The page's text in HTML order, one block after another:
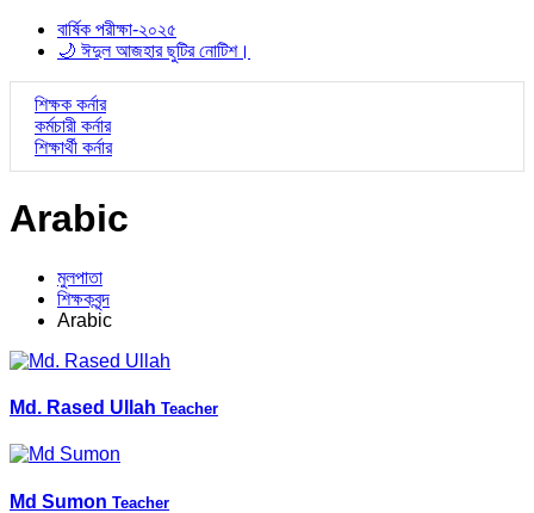
বার্ষিক পরীক্ষা-২০২৫
🌙 ঈদুল আজহার ছুটির নোটিশ।
শিক্ষক কর্নার
কর্মচারী কর্নার
শিক্ষার্থী কর্নার
Arabic
মুলপাতা
শিক্ষকবৃন্দ
Arabic
Md. Rased Ullah Teacher
Md Sumon Teacher